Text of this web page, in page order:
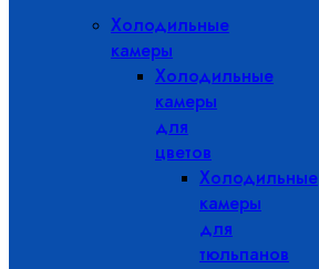
Холодильные
камеры
Холодильные
камеры
для
цветов
Холодильные
камеры
для
тюльпанов